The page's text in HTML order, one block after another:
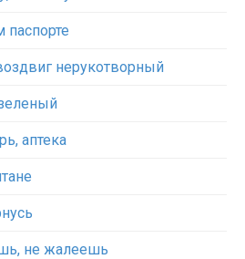
паспорте
нерукотворный
аптека
не жалеешь